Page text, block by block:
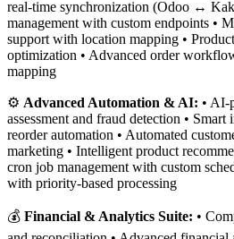
real-time synchronization (Odoo ↔
management with custom endpoints •
support with location mapping •
optimization • Advanced order
mapping
⚙️ Advanced Automation & AI: • AI-
assessment and fraud detection •
reorder automation • Automated
marketing • Intelligent product
cron job management with custom
with priority-based processing
💰 Financial & Analytics Suite: •